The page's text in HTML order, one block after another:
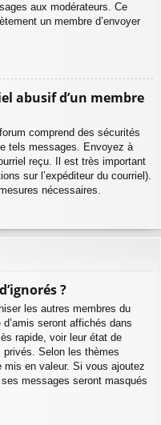
aux modérateurs. Ce
un membre d’envoyer
abusif d’un membre
comprend des sécurités
tels messages. Envoyez à
reçu. Il est très important
sur l’expéditeur du courriel).
nécessaires.
?
les autres membres du
seront affichés dans
rapide, voir leur état de
Selon les thèmes
mis en valeur. Si vous ajoutez
messages seront masqués